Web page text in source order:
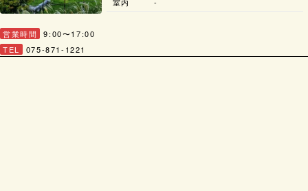
営業時間
9:00〜17:00
TEL
075-871-1221
室内
-